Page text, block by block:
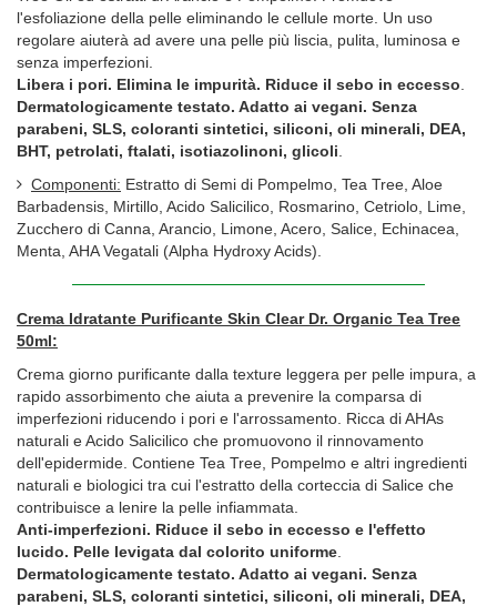
l'esfoliazione della pelle eliminando le cellule morte. Un uso
regolare aiuterà ad avere una pelle più liscia, pulita, luminosa e
senza imperfezioni.
Libera i pori. Elimina le impurità. Riduce il sebo in eccesso
Dermatologicamente testato. Adatto ai vegani. Senza
parabeni, SLS, coloranti sintetici, siliconi, oli minerali, DEA,
BHT, petrolati, ftalati, isotiazolinoni, glicoli
Componenti: Estratto di Semi di Pompelmo, Tea Tree, Aloe
Barbadensis, Mirtillo, Acido Salicilico, Rosmarino, Cetriolo, Lime,
Zucchero di Canna, Arancio, Limone, Acero, Salice, Echinacea,
Menta, AHA Vegatali (Alpha Hydroxy Acids).
Crema Idratante Purificante Skin Clear Dr. Organic Tea Tree
50ml:
Crema giorno purificante dalla texture leggera per pelle impura, a
rapido assorbimento che aiuta a prevenire la comparsa di
imperfezioni riducendo i pori e l'arrossamento. Ricca di AHAs
naturali e Acido Salicilico che promuovono il rinnovamento
dell'epidermide. Contiene Tea Tree, Pompelmo e altri ingredienti
naturali e biologici tra cui l'estratto della corteccia di Salice che
contribuisce a lenire la pelle infiammata.
Anti-imperfezioni. Riduce il sebo in eccesso e l'effetto
lucido. Pelle levigata dal colorito uniforme
Dermatologicamente testato. Adatto ai vegani. Senza
parabeni, SLS, coloranti sintetici, siliconi, oli minerali, DEA,